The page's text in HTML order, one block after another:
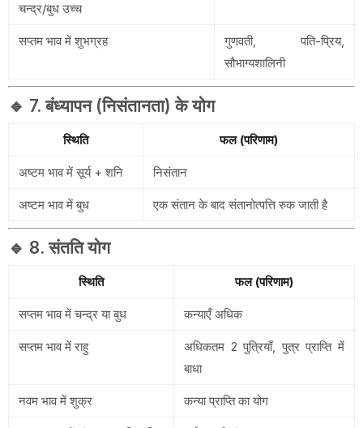
चन्द्र/बुध उच्च
सप्तम भाव में शुभग्रह
गुणवती, पति-प्रिय,
सौभाग्यशालिनी
🔹 7. बंध्यापन (निसंतानता) के योग
स्थिति फल (परिणाम)
अष्टम भाव में सूर्य + शनि निसंतान
अष्टम भाव में बुध एक संतान के बाद संतानोत्पत्ति रुक जाती है
🔹 8. संतति योग
स्थिति फल (परिणाम)
सप्तम भाव में चन्द्र या बुध कन्याएँ अधिक
सप्तम भाव में राहु
अधिकतम 2 पुत्रियाँ, पुत्र प्राप्ति में
बाधा
नवम भाव में शुक्र कन्या प्राप्ति का योग